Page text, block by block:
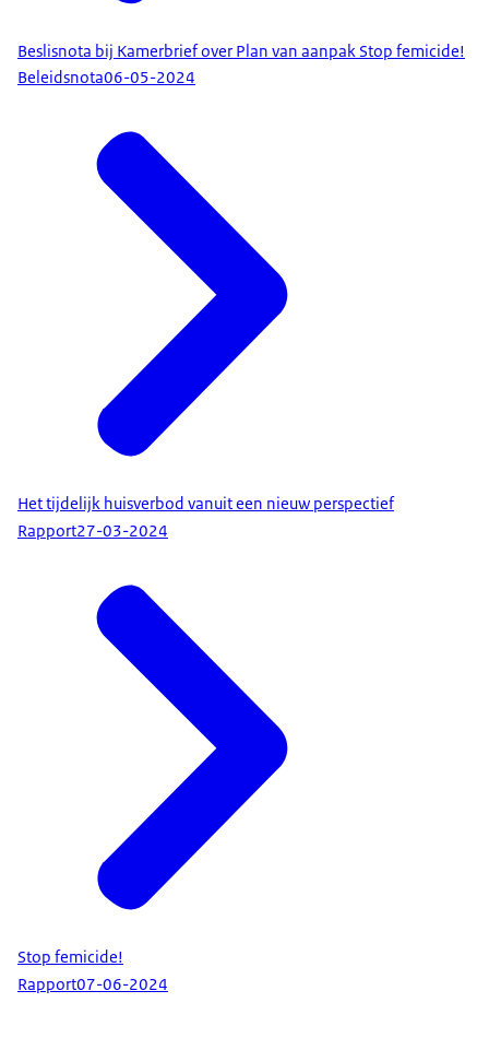
Beslisnota bij Kamerbrief over Plan van aanpak Stop femicide!
Beleidsnota06-05-2024
Het tijdelijk huisverbod vanuit een nieuw perspectief
Rapport27-03-2024
Stop femicide!
Rapport07-06-2024